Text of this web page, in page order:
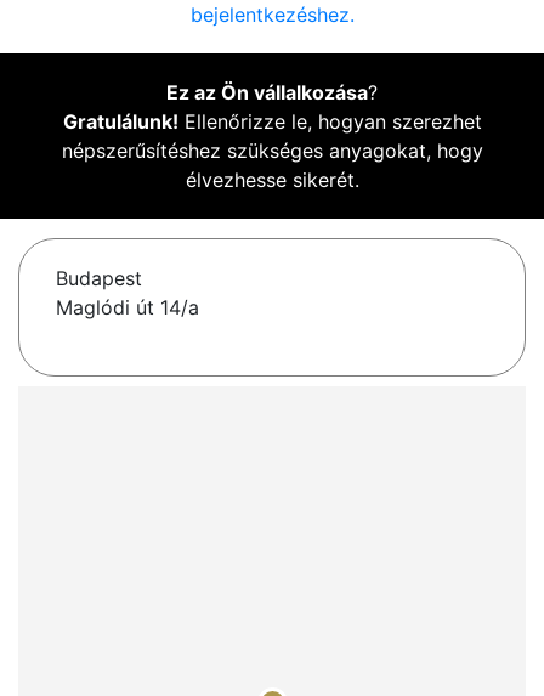
bejelentkezéshez.
Ez az Ön vállalkozása?
Gratulálunk! Ellenőrizze le, hogyan szerezhet
népszerűsítéshez szükséges anyagokat, hogy
élvezhesse sikerét.
Budapest
Maglódi út 14/a